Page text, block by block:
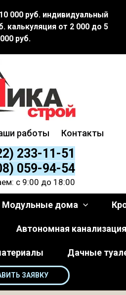
000 руб. индивидуальный
калькуляция от 2 000 до 5
000 руб.
работы Контакты
233-11-51
059-94-54
с 9:00 до 18:00
Модульные дома
Автономная канализация
Дачные
ЗАЯВКУ